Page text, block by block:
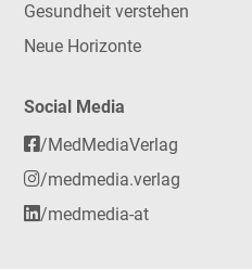
Gesundheit verstehen
Neue Horizonte
Social Media
/MedMediaVerlag
/medmedia.verlag
/medmedia-at